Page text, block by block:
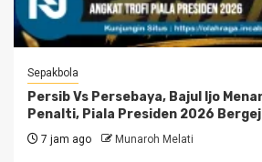
Sepakbola
Persib Vs Persebaya, Bajul Ijo
Penalti, Piala Presiden 2026
7 jam ago Munaroh Melati